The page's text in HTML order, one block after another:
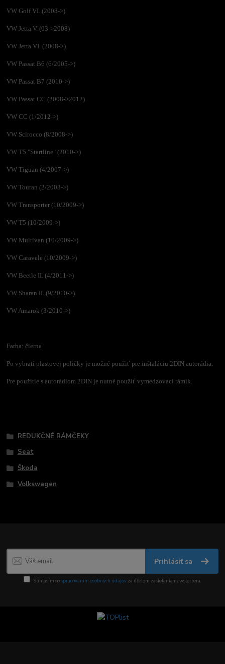
VW Golf VI. (2008->)
VW Jetta V. (03->2008)
VW Jetta VI. (2008->)
VW Passat B6 (6/2005->)
VW Passat B7 (2010->)
VW Passat CC (2008->2012)
VW CC (1/2012->)
VW Scirocco (8/2008->)
VW T5 "Startline" (2010->)
VW Tiguan (4/2007->)
VW Touran (2/2003->)
VW Transporter (10/2009->)
VW T5 (10/2009->)
VW Multivan (10/2009->)
VW Caravele (10/2009->)
VW Beetle II. (4/2011->)
VW Sharan II. (9/2010->)
VW Amarok (3/2010->)
Farba: čierna
Po vybratí plastovej poličky je možné použiť pre inštaláciu 2DIN autorádia.
Pre použitie s autorádiom 2DIN je nutné použiť vymedzovací rámik.
REDUKČNÉ RÁMČEKY
Seat
Škoda
Volkswagen
Prihlásiť sa
Súhlasím sospracovaním osobných údajov za účelom zasielania newslettera.